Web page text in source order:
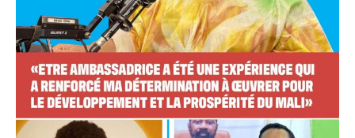
ANNUEL MENSUEL
CHOISIR LE FORFAIT